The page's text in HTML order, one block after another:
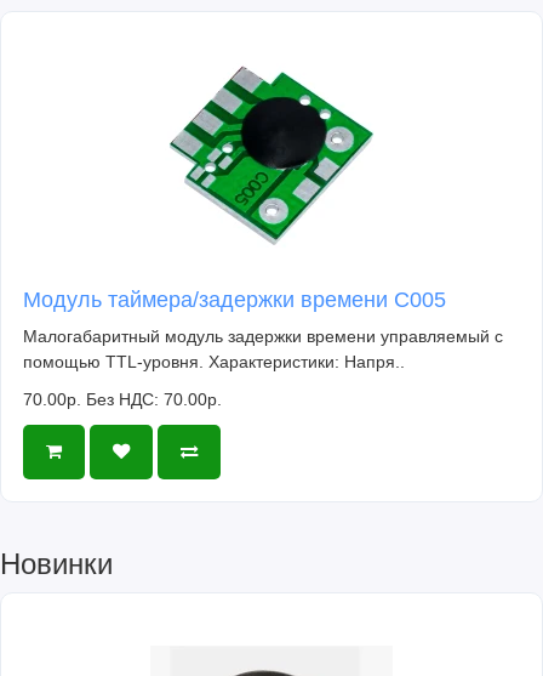
Модуль таймера/задержки времени C005
Малогабаритный модуль задержки времени управляемый с
помощью TTL-уровня. Характеристики: Напря..
70.00р. Без НДС: 70.00р.
Новинки